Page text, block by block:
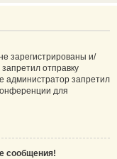
зарегистрированы и/
отправку
администратор запретил
для
сообщения!